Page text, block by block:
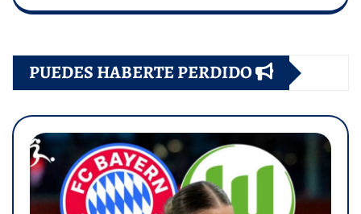
PUEDES HABERTE PERDIDO